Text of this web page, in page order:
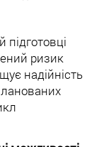
підготовці
ризик
надійність